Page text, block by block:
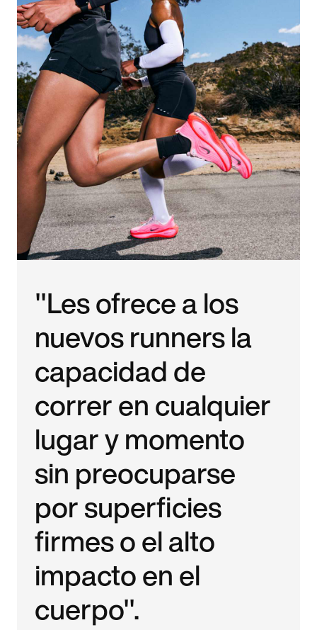
"Les ofrece a los
nuevos runners la
capacidad de
correr en cualquier
lugar y momento
sin preocuparse
por superficies
firmes o el alto
impacto en el
cuerpo".